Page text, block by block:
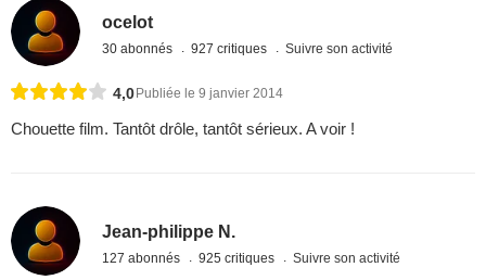
ocelot
30 abonnés 927 critiques Suivre son activité
4,0 Publiée le 9 janvier 2014
Chouette film. Tantôt drôle, tantôt sérieux. A voir !
Jean-philippe N.
127 abonnés 925 critiques Suivre son activité